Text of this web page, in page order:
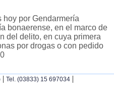
hoy por Gendarmería
bonaerense, en el marco de
del delito, en cuya primera
por drogas o con pedido
| Tel. (03833) 15 697034 |